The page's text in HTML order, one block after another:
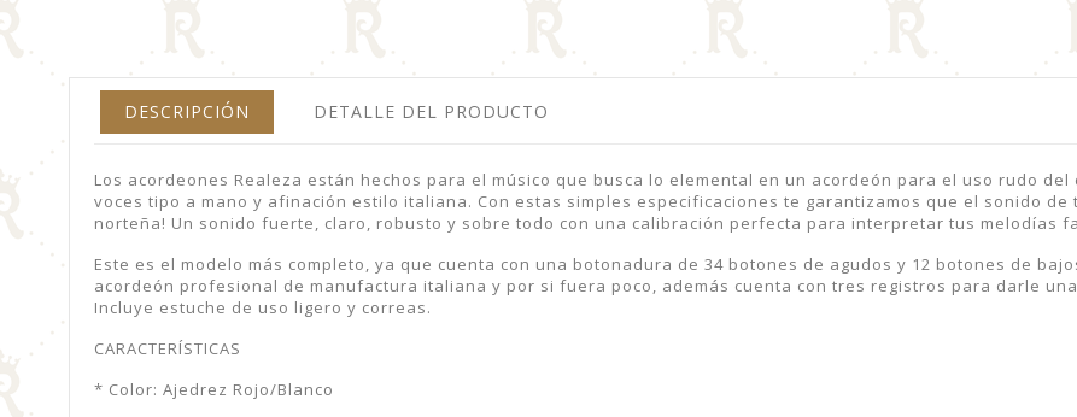
DESCRIPCIÓN DETALLE DEL PRODUCTO
Los acordeones Realeza están hechos para el músico que busca lo elemental en un acordeón para el uso rudo
voces tipo a mano y afinación estilo italiana. Con estas simples especificaciones te garantizamos que el sonido
norteña! Un sonido fuerte, claro, robusto y sobre todo con una calibración perfecta para interpretar tus melodías
Este es el modelo más completo, ya que cuenta con una botonadura de 34 botones de agudos y 12 botones de
acordeón profesional de manufactura italiana y por si fuera poco, además cuenta con tres registros para darle
Incluye estuche de uso ligero y correas.
CARACTERÍSTICAS
* Color: Ajedrez Rojo/Blanco